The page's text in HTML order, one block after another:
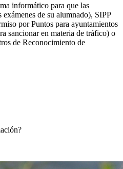
informático para que las
de su alumnado), SIPP
por Puntos para ayuntamientos
sancionar en materia de tráfico) o
de Reconocimiento de